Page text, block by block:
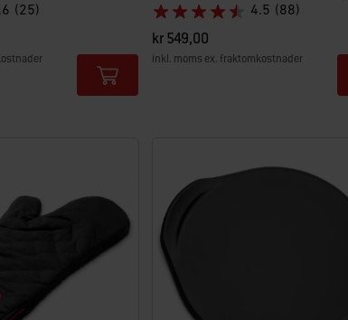
(25)
4.5 (88)
kr 549,00
inkl. moms ex. fraktomkostnader